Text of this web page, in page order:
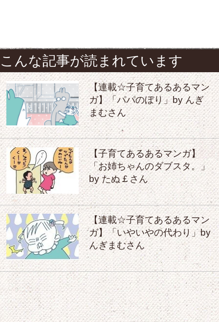
こんな記事が読まれています
【連載☆子育てあるあるマン
ガ】「パパのぼり」by んぎ
まむさん
【子育てあるあるマンガ】
「お姉ちゃんのダブスタ。」
by たぬ￡さん
【連載☆子育てあるあるマン
ガ】「いやいやの代わり」by
んぎまむさん